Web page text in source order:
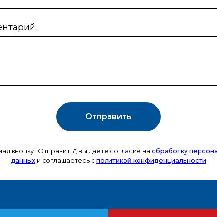
Отправить
кнопку "Отправить", вы даёте согласие на обработку
данных и соглашаетесь c политикой конфиденциальности